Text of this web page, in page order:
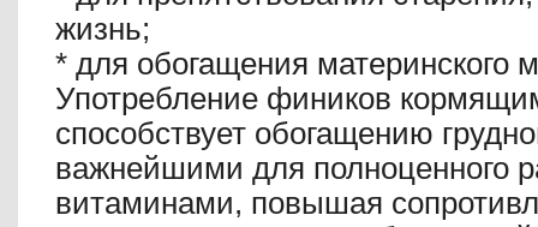
жизнь;
* для обогащения материнского
Употребление фиников
способствует обогащению
важнейшими для полноценного
витаминами, повышая